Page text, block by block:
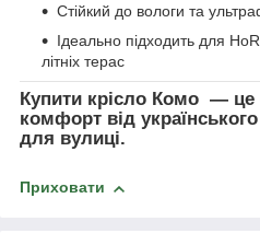
Стійкий до вологи та
Ідеально підходить для
літніх терас
Купити крісло Комо — це
комфорт від
для вулиці.
Приховати